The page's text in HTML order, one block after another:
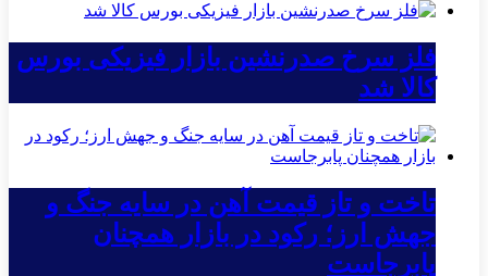
فلز سرخ صدرنشین بازار فیزیکی بورس
کالا شد
تاخت و تاز قیمت آهن در سایه جنگ و
جهش ارز؛ رکود در بازار همچنان
پابرجاست